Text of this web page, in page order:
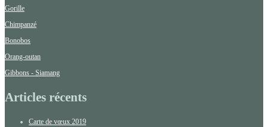
Gorille
Chimpanzé
Bonobos
Orang-outan
Gibbons - Siamang
Articles récents
Carte de vœux 2019